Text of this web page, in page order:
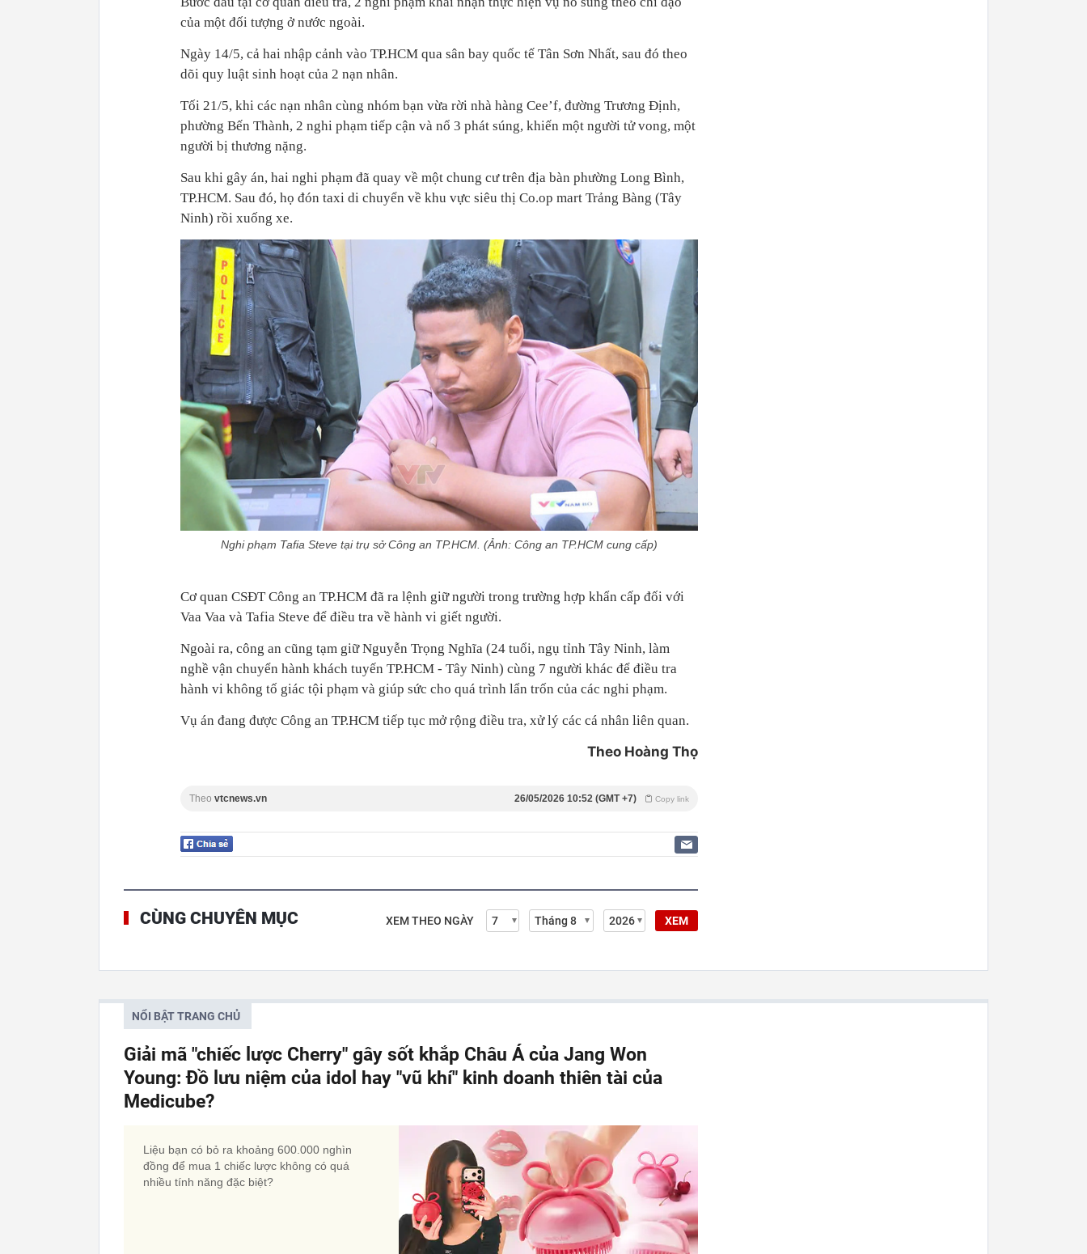
của một đối tượng ở nước ngoài.
Ngày 14/5, cả hai nhập cảnh vào TP.HCM qua sân bay quốc tế Tân Sơn Nhất, sau đó theo
dõi quy luật sinh hoạt của 2 nạn nhân.
Tối 21/5, khi các nạn nhân cùng nhóm bạn vừa rời nhà hàng Cee’f, đường Trương Định,
phường Bến Thành, 2 nghi phạm tiếp cận và nổ 3 phát súng, khiến một người tử vong, một
người bị thương nặng.
Sau khi gây án, hai nghi phạm đã quay về một chung cư trên địa bàn phường Long Bình,
TP.HCM. Sau đó, họ đón taxi di chuyển về khu vực siêu thị Co.op mart Trảng Bàng (Tây
Ninh) rồi xuống xe.
Nghi phạm Tafia Steve tại trụ sở Công an TP.HCM. (Ảnh: Công an TP.HCM cung cấp)
Cơ quan CSĐT Công an TP.HCM đã ra lệnh giữ người trong trường hợp khẩn cấp đối với
Vaa Vaa và Tafia Steve để điều tra về hành vi giết người.
Ngoài ra, công an cũng tạm giữ Nguyễn Trọng Nghĩa (24 tuổi, ngụ tỉnh Tây Ninh, làm
nghề vận chuyển hành khách tuyến TP.HCM - Tây Ninh) cùng 7 người khác để điều tra
hành vi không tố giác tội phạm và giúp sức cho quá trình lẩn trốn của các nghi phạm.
Vụ án đang được Công an TP.HCM tiếp tục mở rộng điều tra, xử lý các cá nhân liên quan.
Theo Hoàng Thọ
Theo vtcnews.vn Copy link
26/05/2026 10:52 (GMT +7)
CÙNG CHUYÊN MỤC XEM THEO NGÀY XEM
NỔI BẬT TRANG CHỦ
Giải mã "chiếc lược Cherry" gây sốt khắp Châu Á của Jang Won
Young: Đồ lưu niệm của idol hay "vũ khí" kinh doanh thiên tài của
Medicube?
Liệu bạn có bỏ ra khoảng 600.000 nghìn
đồng để mua 1 chiếc lược không có quá
nhiều tính năng đặc biệt?